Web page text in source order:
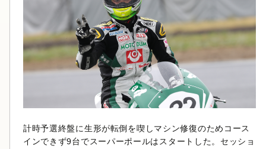
計時予選終盤に生形が転倒を喫しマシン修復のためコース
インできず9台でスーパーポールはスタートした。セッショ